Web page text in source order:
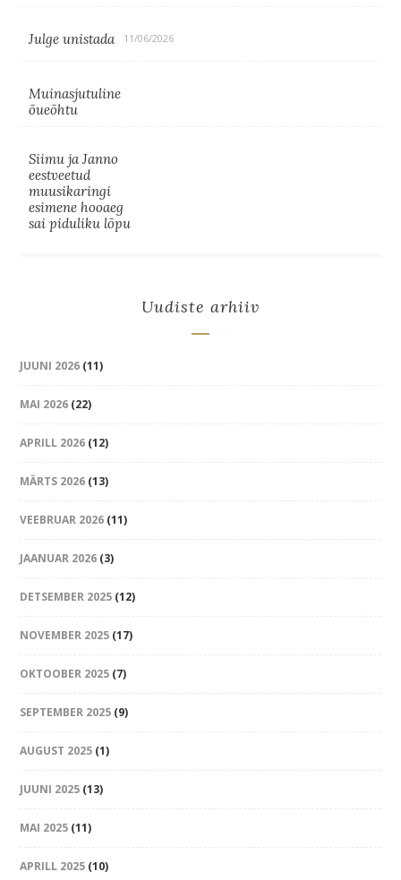
Julge unistada 11/06/2026
Muinasjutuline
õueõhtu
Siimu ja Janno
eestveetud
muusikaringi
esimene hooaeg
sai piduliku lõpu
Uudiste arhiiv
JUUNI 2026 (11)
MAI 2026 (22)
APRILL 2026 (12)
MÄRTS 2026 (13)
VEEBRUAR 2026 (11)
JAANUAR 2026 (3)
DETSEMBER 2025 (12)
NOVEMBER 2025 (17)
OKTOOBER 2025 (7)
SEPTEMBER 2025 (9)
AUGUST 2025 (1)
JUUNI 2025 (13)
MAI 2025 (11)
APRILL 2025 (10)